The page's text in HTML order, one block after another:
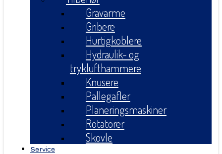
Gravarme
Gribere
Hurtigkoblere
Hydraulik- og
tryklufthammere
Knusere
Pallegafler
Planeringsmaskiner
Rotatorer
Skovle
Service